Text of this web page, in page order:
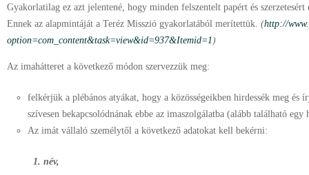
Gyakorlatilag ez azt jelentené, hogy minden felszentelt papért és
Ennek az alapmintáját a Teréz Misszió gyakorlatából merítettük. (http://
option=com_content&task=view&id=937&Itemid=1)
Az imahátteret a következő módon szervezzük meg:
felkérjük a plébános atyákat, hogy a közösségeikben hirdessék meg és
szívesen bekapcsolódnának ebbe az imaszolgálatba (alább található egy
Az imát vállaló személytől a következő adatokat kell bekérni:
1. név,